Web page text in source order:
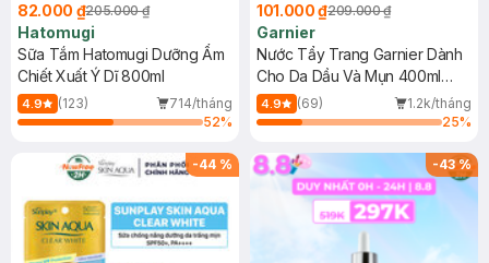
82.000 ₫205.000 ₫
Hatomugi
Sữa Tắm Hatomugi Dưỡng Ẩm
Chiết Xuất Ý Dĩ 800ml
4.9 (123)
714/tháng
52%
101.000 ₫209.000 ₫
Garnier
Nước Tẩy Trang Garnier Dành
Cho Da Dầu Và Mụn 400ml
(Mới)
4.9 (69)
1.2k/tháng
25%
-44 % -43%